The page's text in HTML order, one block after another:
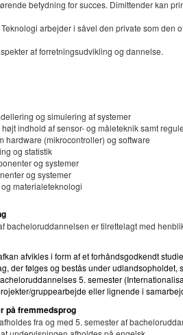
betydning for succes. Dimittender kan
arbejder i såvel den private som
af forretningsudvikling og dannelse.
og simulering af systemer
indhold af sensor- og måleteknik samt
hardware (mikrocontroller) og software
og statistik
og systemer
og systemer
materialeteknologi
bacheloruddannelsen er tilrettelagt med
afvikles i form af et forhåndsgodkendt
der følges og bestås under
5. semester
gruppearbejde eller lignende i
på fremmedsprog
fra og med 5. semester af